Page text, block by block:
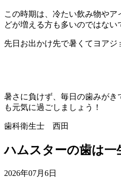
この時期は、冷たい飲み物や
どが増える方も多いのではない
先日お出かけ先で暑くてヨア
暑さに負けず、毎日の歯みが
も元気に過ごしましょう！
歯科衛生士 西田
ハムスターの歯は一
2026年07月6日